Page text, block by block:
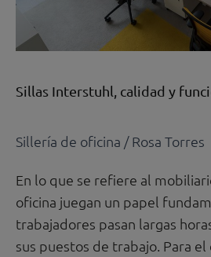
Sillas Interstuhl, calidad y
Sillería de oficina /Rosa Torres
En lo que se refiere al
oficina juegan un papel
trabajadores pasan largas
sus puestos de trabajo. Para